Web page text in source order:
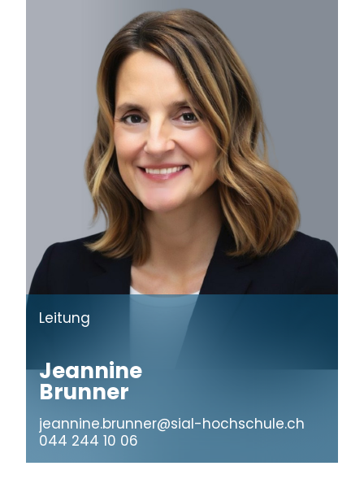
Leitung
Jeannine
Brunner
jeannine.brunner@sial-hochschule.ch
044 244 10 06